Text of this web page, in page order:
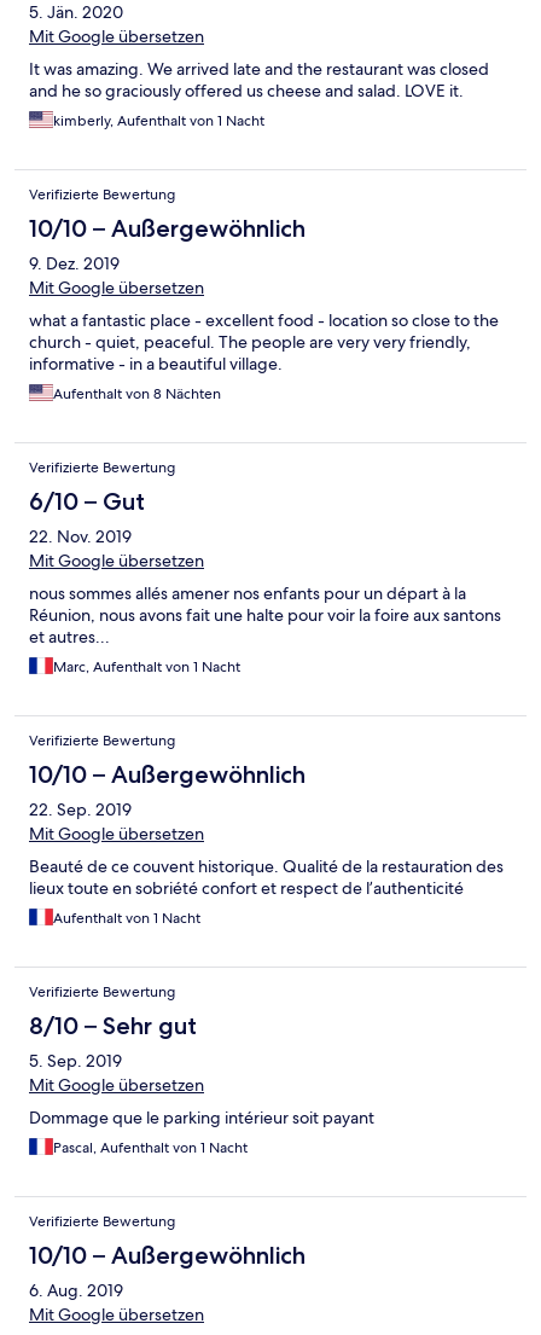
5. Jän. 2020
Mit Google übersetzen
It was amazing. We arrived late and the restaurant was closed
and he so graciously offered us cheese and salad. LOVE it.
kimberly, Aufenthalt von 1 Nacht
Verifizierte Bewertung
10/10 – Außergewöhnlich
9. Dez. 2019
Mit Google übersetzen
what a fantastic place - excellent food - location so close to the
church - quiet, peaceful. The people are very very friendly,
informative - in a beautiful village.
Aufenthalt von 8 Nächten
Verifizierte Bewertung
6/10 – Gut
22. Nov. 2019
Mit Google übersetzen
nous sommes allés amener nos enfants pour un départ à la
Réunion, nous avons fait une halte pour voir la foire aux santons
et autres...
Marc, Aufenthalt von 1 Nacht
Verifizierte Bewertung
10/10 – Außergewöhnlich
22. Sep. 2019
Mit Google übersetzen
Beauté de ce couvent historique. Qualité de la restauration des
lieux toute en sobriété confort et respect de l’authenticité
Aufenthalt von 1 Nacht
Verifizierte Bewertung
8/10 – Sehr gut
5. Sep. 2019
Mit Google übersetzen
Dommage que le parking intérieur soit payant
Pascal, Aufenthalt von 1 Nacht
Verifizierte Bewertung
10/10 – Außergewöhnlich
6. Aug. 2019
Mit Google übersetzen